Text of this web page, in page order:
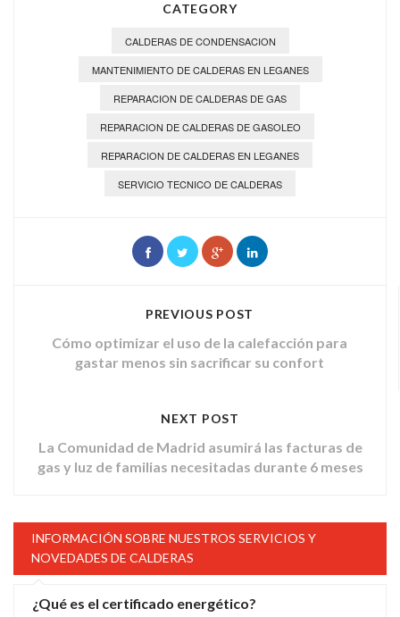
CATEGORY
CALDERAS DE CONDENSACION
MANTENIMIENTO DE CALDERAS EN LEGANES
REPARACION DE CALDERAS DE GAS
REPARACION DE CALDERAS DE GASOLEO
REPARACION DE CALDERAS EN LEGANES
SERVICIO TECNICO DE CALDERAS
PREVIOUS POST
Cómo optimizar el uso de la calefacción para
gastar menos sin sacrificar su confort
NEXT POST
La Comunidad de Madrid asumirá las facturas de
gas y luz de familias necesitadas durante 6 meses
INFORMACIÓN SOBRE NUESTROS SERVICIOS Y
NOVEDADES DE CALDERAS
¿Qué es el certificado energético?